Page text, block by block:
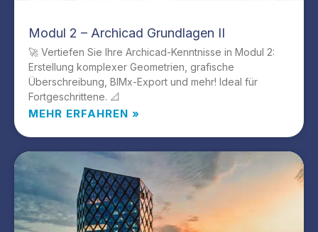
Modul 2 – Archicad Grundlagen II
🚀 Vertiefen Sie Ihre Archicad-Kenntnisse in Modul 2:
Erstellung komplexer Geometrien, grafische
Überschreibung, BIMx-Export und mehr! Ideal für
Fortgeschrittene. 📐
MEHR ERFAHREN »